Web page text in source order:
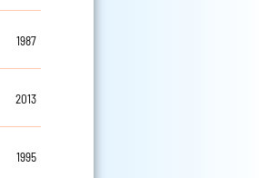
1987
2013
1995